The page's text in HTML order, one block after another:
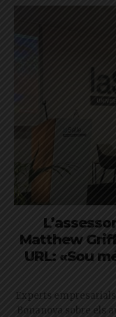
Matthew
URL: «Sou
Experts
Bonanova sobre els